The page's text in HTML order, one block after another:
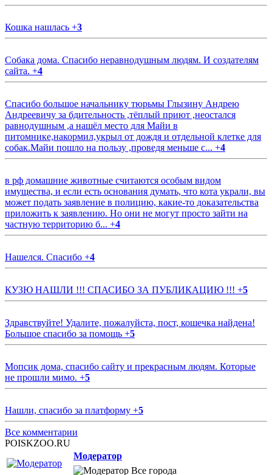
Кошка нашлась +3
Собака дома. Спасибо неравнодушным людям. И создателям
сайта. +4
Спасибо большое начальнику тюрьмы Глызину Андрею
Андреевичу за бдительность ,тёплый приют ,неостался
равнодушным ,а нашёл место для Майи в
питомнике,накормил,укрыл от дождя и отдельной клетке для
собак.Майи пошло на пользу ,проведя меньше с... +4
в рф домашние животные считаются особым видом
имущества, и если есть основания думать, что кота украли, вы
может подать заявление в полицию, какие-то доказательства
приложить к заявлению. Но они не могут просто зайти на
частную территорию б... +4
Нашелся. Спасибо +4
КУЗЮ НАШЛИ !!! СПАСИБО ЗА ПУБЛИКАЦИЮ !!! +5
Здравствуйте! Удалите, пожалуйста, пост, кошечка найдена!
Большое спасибо за помощь +5
Мопсик дома, спасибо сайту и прекрасным людям. Которые
не прошли мимо. +5
Нашли, спасибо за платформу +5
Все комментарии
POISKZOO.RU
Модератор
Все города